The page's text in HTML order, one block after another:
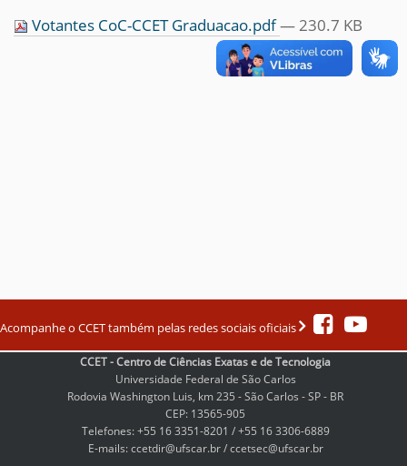
Votantes CoC-CCET Graduacao.pdf— 230.7 KB
Acompanhe o CCET também pelas redes sociais oficiais
CCET - Centro de Ciências Exatas e de Tecnologia
Universidade Federal de São Carlos
Rodovia Washington Luis, km 235 - São Carlos - SP - BR
CEP: 13565-905
Telefones: +55 16 3351-8201 / +55 16 3306-6889
E-mails: ccetdir@ufscar.br / ccetsec@ufscar.br